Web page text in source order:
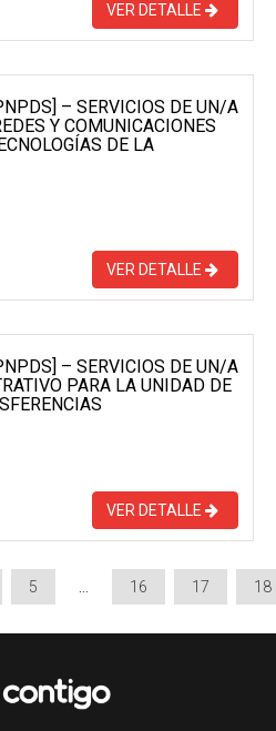
VER DETALLE
– SERVICIOS DE UN/A
Y COMUNICACIONES
DE LA
VER DETALLE
– SERVICIOS DE UN/A
PARA LA UNIDAD DE
VER DETALLE
5 16 17 18